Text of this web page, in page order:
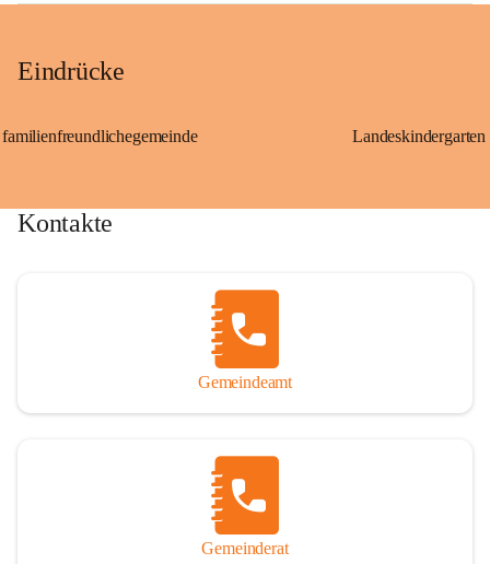
Eindrücke
familienfreundlichegemeinde
Kontakte
Gemeindeamt
Gemeinderat